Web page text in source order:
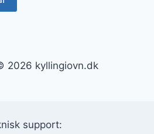
2026 kyllingiovn.dk
support: